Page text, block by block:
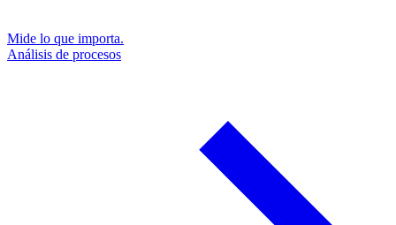
Mide lo que importa.
Análisis de procesos